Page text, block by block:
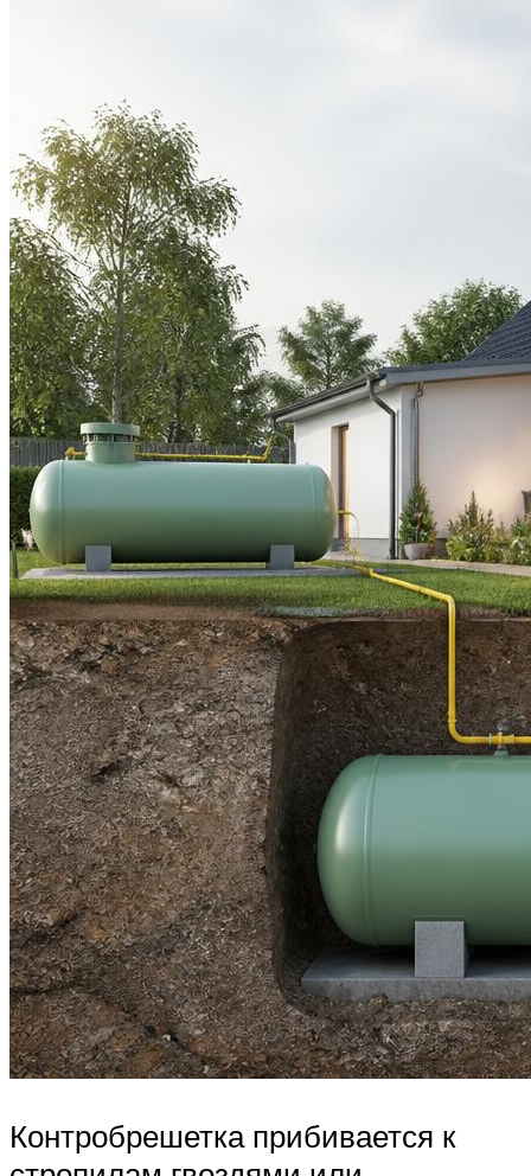
Контробрешетка прибивается к